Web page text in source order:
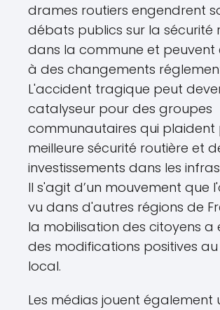
drames routiers engendrent
débats publics sur la sécurité
dans la commune et peuvent
à des changements
L'accident tragique peut
catalyseur pour des groupes
communautaires qui plaident
meilleure sécurité routière et
investissements dans les
Il s'agit d’un mouvement que
vu dans d'autres régions de
la mobilisation des citoyens a
des modifications positives
local.
Les médias jouent également